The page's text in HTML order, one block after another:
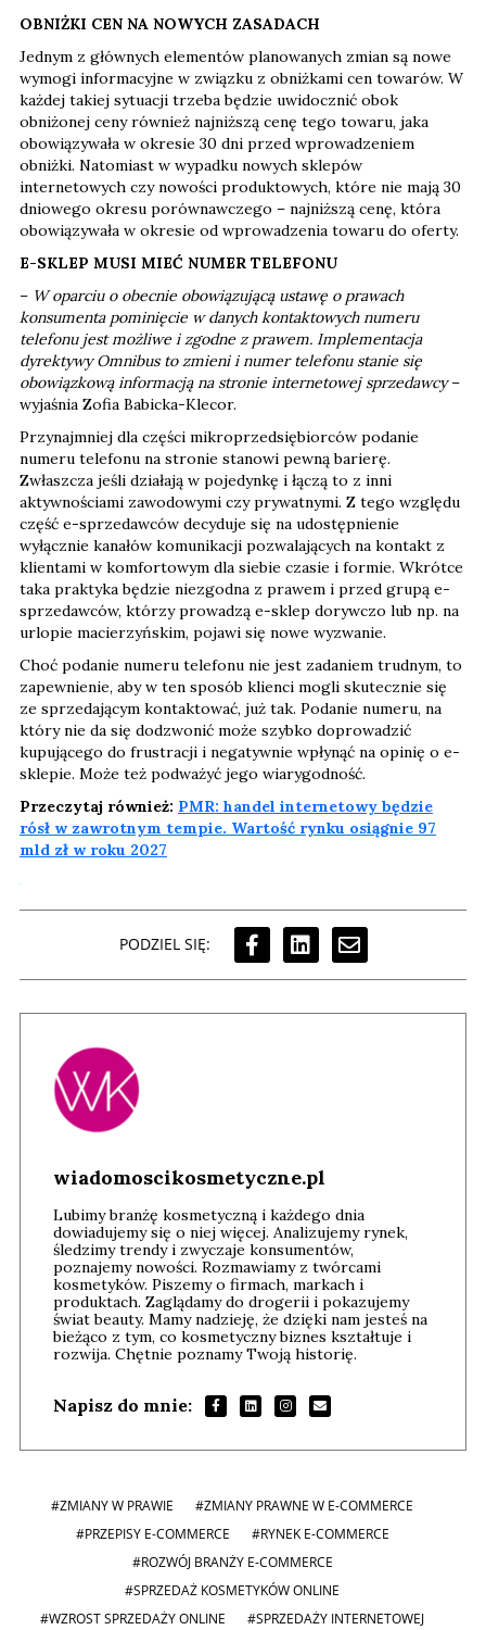
OBNIŻKI CEN NA NOWYCH ZASADACH
Jednym z głównych elementów planowanych zmian są nowe
wymogi informacyjne w związku z obniżkami cen towarów. W
każdej takiej sytuacji trzeba będzie uwidocznić obok
obniżonej ceny również najniższą cenę tego towaru, jaka
obowiązywała w okresie 30 dni przed wprowadzeniem
obniżki. Natomiast w wypadku nowych sklepów
internetowych czy nowości produktowych, które nie mają 30
dniowego okresu porównawczego – najniższą cenę, która
obowiązywała w okresie od wprowadzenia towaru do oferty.
E-SKLEP MUSI MIEĆ NUMER TELEFONU
– W oparciu o obecnie obowiązującą ustawę o prawach
konsumenta pominięcie w danych kontaktowych numeru
telefonu jest możliwe i zgodne z prawem. Implementacja
dyrektywy Omnibus to zmieni i numer telefonu stanie się
obowiązkową informacją na stronie internetowej sprzedawcy–
wyjaśnia Zofia Babicka-Klecor.
Przynajmniej dla części mikroprzedsiębiorców podanie
numeru telefonu na stronie stanowi pewną barierę.
Zwłaszcza jeśli działają w pojedynkę i łączą to z inni
aktywnościami zawodowymi czy prywatnymi. Z tego względu
część e-sprzedawców decyduje się na udostępnienie
wyłącznie kanałów komunikacji pozwalających na kontakt z
klientami w komfortowym dla siebie czasie i formie. Wkrótce
taka praktyka będzie niezgodna z prawem i przed grupą e-
sprzedawców, którzy prowadzą e-sklep dorywczo lub np. na
urlopie macierzyńskim, pojawi się nowe wyzwanie.
Choć podanie numeru telefonu nie jest zadaniem trudnym, to
zapewnienie, aby w ten sposób klienci mogli skutecznie się
ze sprzedającym kontaktować, już tak. Podanie numeru, na
który nie da się dodzwonić może szybko doprowadzić
kupującego do frustracji i negatywnie wpłynąć na opinię o e-
sklepie. Może też podważyć jego wiarygodność.
Przeczytaj również: PMR: handel internetowy będzie
rósł w zawrotnym tempie. Wartość rynku osiągnie 97
mld zł w roku 2027
PODZIEL SIĘ:
wiadomoscikosmetyczne.pl
Lubimy branżę kosmetyczną i każdego dnia
dowiadujemy się o niej więcej. Analizujemy rynek,
śledzimy trendy i zwyczaje konsumentów,
poznajemy nowości. Rozmawiamy z twórcami
kosmetyków. Piszemy o firmach, markach i
produktach. Zaglądamy do drogerii i pokazujemy
świat beauty. Mamy nadzieję, że dzięki nam jesteś na
bieżąco z tym, co kosmetyczny biznes kształtuje i
rozwija. Chętnie poznamy Twoją historię.
Napisz do mnie:
#ZMIANY W PRAWIE
#ZMIANY PRAWNE W E-COMMERCE
#PRZEPISY E-COMMERCE
#RYNEK E-COMMERCE
#ROZWÓJ BRANŻY E-COMMERCE
#SPRZEDAŻ KOSMETYKÓW ONLINE
#WZROST SPRZEDAŻY ONLINE
#SPRZEDAŻY INTERNETOWEJ